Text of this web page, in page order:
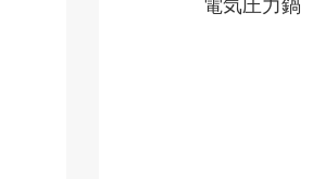
電気圧力鍋